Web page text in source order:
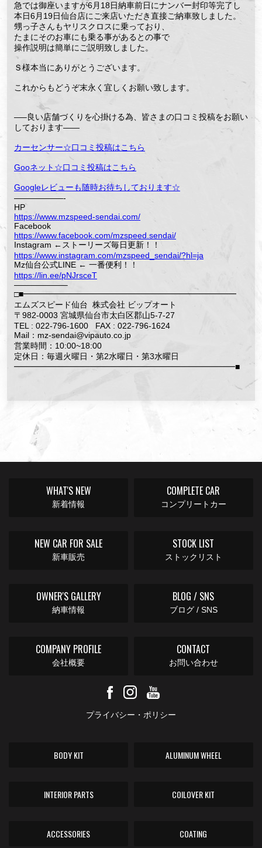
急では御座いますが6月18日納車前日にナンバー封印等完了し
本日6月19日仙台店にご来店いただき直接ご納車致しました。
甥っ子さんもヤリスクロスに乗っており、
たまにそのお車にも乗る事があるとの事で
操作説明は簡単にご説明致しました。
Ｓ様本当にありがとうございます。
これからもどうぞ末永く宜しくお願い致します。
—–良い店舗づくりを心掛ける為、皆さまの口コミ投稿をお願い
しております——
カーセンサー☆口コミ投稿はこちら
Gooネット☆口コミ投稿はこちら
Googleレビューも随時お待ちしております☆
——————-
HP
https://www.mzspeed-sendai.com/
Facebook
https://www.facebook.com/mzspeed.sendai/
Instagram ←ストーリーズ毎日更新！！
https://www.instagram.com/mzspeed_sendai/?hl=ja
Mz仙台公式LINE ← 一番便利！！
https://lin.ee/pNJrsceT
——————–
□■━━━━━━━━━━━━━━━━━━━━━━━━━━
エムズスピード仙台 株式会社 ビップオート
〒982-0003 宮城県仙台市太白区郡山5-7-27
TEL : 022-796-1600 FAX : 022-796-1624
Mail：mz-sendai@vipauto.co.jp
営業時間：10:00~18:00
定休日：毎週火曜日・第2水曜日・第3水曜日
━━━━━━━━━━━━━━━━━━━━━━━━━━━■
WHAT'S NEW
新着情報
COMPLETE CAR
コンプリートカー
NEW CAR FOR SALE
新車販売
STOCK LIST
ストックリスト
OWNER'S GALLERY
納車情報
BLOG / SNS
ブログ / SNS
COMPANY PROFILE
会社概要
CONTACT
お問い合わせ
プライバシー・ポリシー
BODY KIT ALUMINUM WHEEL
INTERIOR PARTS COILOVER KIT
ACCESSORIES COATING